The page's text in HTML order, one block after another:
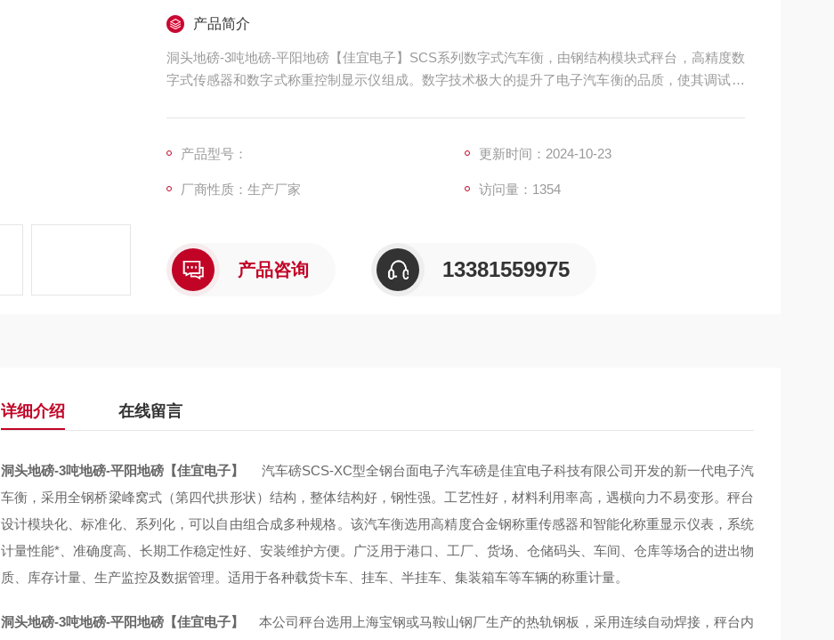
产品简介
洞头地磅-3吨地磅-平阳地磅【佳宜电子】SCS系列数字式汽车衡，由钢结构模块式秤台，高精度数
字式传感器和数字式称重控制显示仪组成。数字技术极大的提升了电子汽车衡的品质，使其调试方
产品型号： 更新时间：2024-10-23
厂商性质：生产厂家 访问量：1354
产品咨询 13381559975
详细介绍 在线留言
洞头地磅-3吨地磅-平阳地磅【佳宜电子】
汽车磅SCS-XC型全钢台面电子汽车磅是佳宜电子科技有限公司开发的新一代电子汽
车衡，采用全钢桥梁峰窝式（第四代拱形状）结构，整体结构好，钢性强。工艺性好，材料利用率高，遇横向力不易变形。秤台
设计模块化、标准化、系列化，可以自由组合成多种规格。该汽车衡选用高精度合金钢称重传感器和智能化称重显示仪表，系统
计量性能*、准确度高、长期工作稳定性好、安装维护方便。广泛用于港口、工厂、货场、仓储码头、车间、仓库等场合的进出物
质、库存计量、生产监控及数据管理。适用于各种载货卡车、挂车、半挂车、集装箱车等车辆的称重计量。
洞头地磅-3吨地磅-平阳地磅【佳宜电子】
本公司秤台选用上海宝钢或马鞍山钢厂生产的热轨钢板，采用连续自动焊接，秤台内